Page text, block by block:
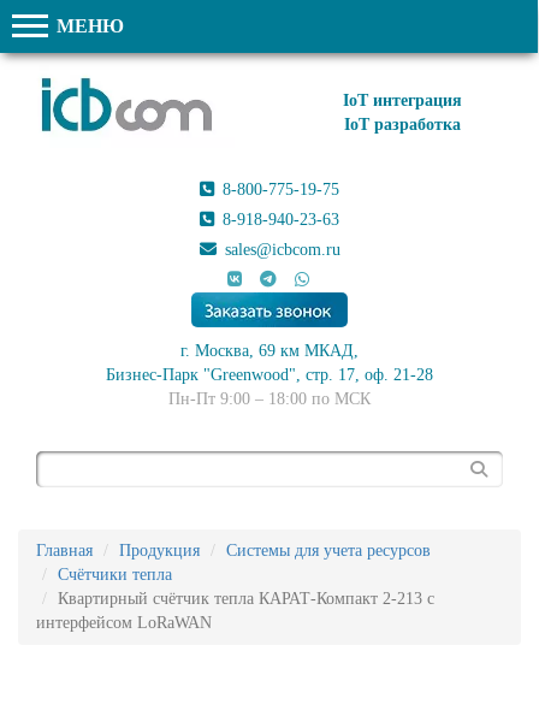
МЕНЮ
IoT интеграция
IoT разработка
8-800-775-19-75
8-918-940-23-63
sales@icbcom.ru
г. Москва, 69 км МКАД,
Бизнес-Парк "Greenwood", стр. 17, оф. 21-28
Пн-Пт 9:00 – 18:00 по МСК
Главная Продукция
Системы для учета ресурсов
Счётчики тепла
Квартирный счётчик тепла КАРАТ-Компакт 2-213 с
интерфейсом LoRaWAN